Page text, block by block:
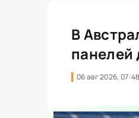
В
панелей
06 авг 2026,